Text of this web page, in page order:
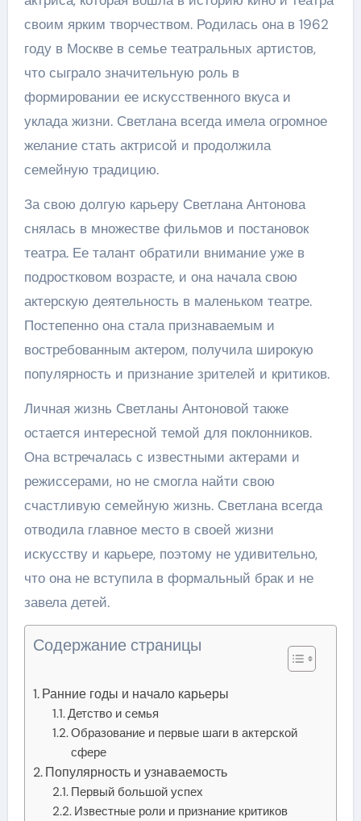
своим ярким творчеством. Родилась она в 1962
году в Москве в семье театральных артистов,
что сыграло значительную роль в
формировании ее искусственного вкуса и
уклада жизни. Светлана всегда имела огромное
желание стать актрисой и продолжила
семейную традицию.
За свою долгую карьеру Светлана Антонова
снялась в множестве фильмов и постановок
театра. Ее талант обратили внимание уже в
подростковом возрасте, и она начала свою
актерскую деятельность в маленьком театре.
Постепенно она стала признаваемым и
востребованным актером, получила широкую
популярность и признание зрителей и критиков.
Личная жизнь Светланы Антоновой также
остается интересной темой для поклонников.
Она встречалась с известными актерами и
режиссерами, но не смогла найти свою
счастливую семейную жизнь. Светлана всегда
отводила главное место в своей жизни
искусству и карьере, поэтому не удивительно,
что она не вступила в формальный брак и не
завела детей.
Содержание страницы
Ранние годы и начало карьеры
Детство и семья
Образование и первые шаги в актерской
сфере
Популярность и узнаваемость
Первый большой успех
Известные роли и признание критиков